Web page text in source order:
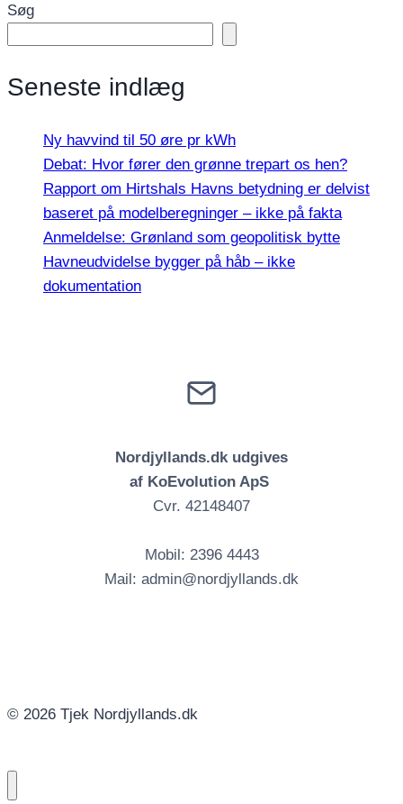
Søg
Seneste indlæg
Ny havvind til 50 øre pr kWh
Debat: Hvor fører den grønne trepart os hen?
Rapport om Hirtshals Havns betydning er delvist
baseret på modelberegninger – ikke på fakta
Anmeldelse: Grønland som geopolitisk bytte
Havneudvidelse bygger på håb – ikke
dokumentation
Nordjyllands.dk udgives
af KoEvolution ApS
Cvr. 42148407
Mobil: 2396 4443
Mail: admin@nordjyllands.dk
© 2026 Tjek Nordjyllands.dk